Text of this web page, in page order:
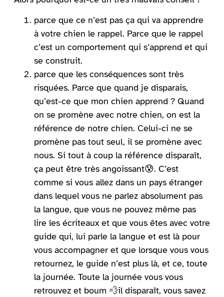
parce que ce n’est pas ça qui va apprendre
à votre chien le rappel. Parce que le rappel
c’est un comportement qui s’apprend et qui
se construit.
parce que les conséquences sont très
risquées. Parce que quand je disparais,
qu’est-ce que mon chien apprend ? Quand
on se promène avec notre chien, on est la
référence de notre chien. Celui-ci ne se
promène pas tout seul, il se promène avec
nous. Si tout à coup la référence disparaît,
ça peut être très angoissant😰. C’est
comme si vous allez dans un pays étranger
dans lequel vous ne parlez absolument pas
la langue, que vous ne pouvez même pas
lire les écriteaux et que vous êtes avec votre
guide qui, lui parle la langue et est là pour
vous accompagner et que lorsque vous vous
retournez, le guide n’est plus là, et ce, toute
la journée. Toute la journée vous vous
retrouvez et boum 💨il disparaît, vous savez